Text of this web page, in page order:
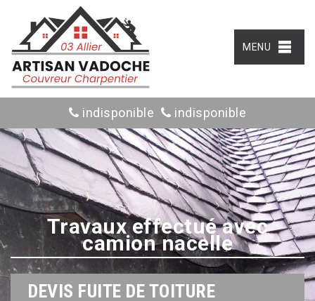
MENU
indisponible indisponible
Travaux effectué avec
camion nacelle
DEVIS FUITE DE TOITURE